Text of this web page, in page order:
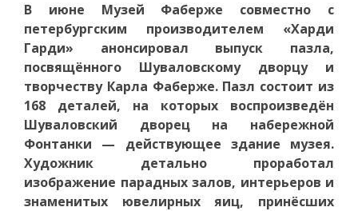
В июне Музей Фаберже совместно с
петербургским производителем «Харди
Гарди» анонсировал выпуск пазла,
посвящённого Шуваловскому дворцу и
творчеству Карла Фаберже. Пазл состоит из
168 деталей, на которых воспроизведён
Шуваловский дворец на набережной
Фонтанки — действующее здание музея.
Художник детально проработал
изображение парадных залов, интерьеров и
знаменитых ювелирных яиц, принёсших